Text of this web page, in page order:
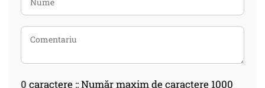
0 caractere :: Număr maxim de caractere 1000